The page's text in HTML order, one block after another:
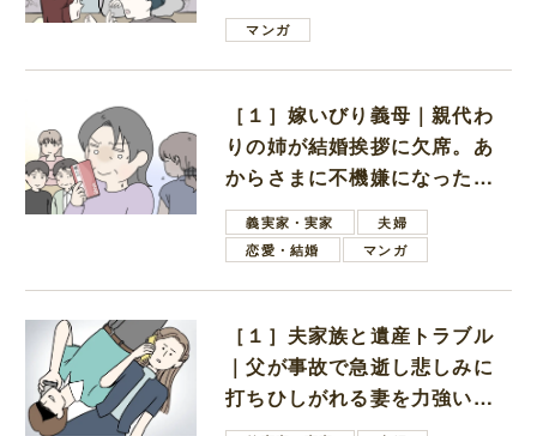
は電車好きの男の子ママ
マンガ
［１］嫁いびり義母｜親代わ
りの姉が結婚挨拶に欠席。あ
からさまに不機嫌になった義
母義実家・実家
夫婦
恋愛・結婚
マンガ
［１］夫家族と遺産トラブル
｜父が事故で急逝し悲しみに
打ちひしがれる妻を力強い言
葉で励ます夫